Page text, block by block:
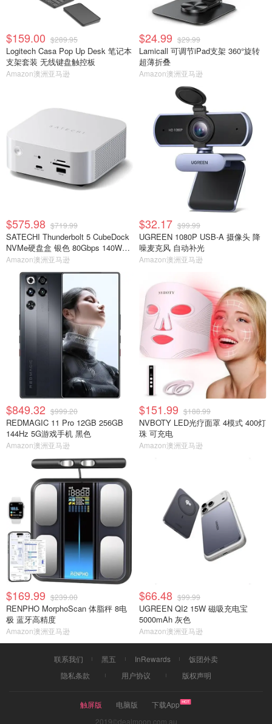
$159.00 $289.95
Logitech Casa Pop Up Desk 笔记本
支架套装 无线键盘触控板
Amazon澳洲亚马逊
$24.99 $29.99
Lamicall 可调节iPad支架 360°旋转
超薄折叠
Amazon澳洲亚马逊
$575.98 $719.99
SATECHI Thunderbolt 5 CubeDock
NVMe硬盘盒 银色 80Gbps 140W扩
展坞
Amazon澳洲亚马逊
$32.17 $99.99
UGREEN 1080P USB-A 摄像头 降
噪麦克风 自动补光
Amazon澳洲亚马逊
$849.32 $999.20
REDMAGIC 11 Pro 12GB 256GB
144Hz 5G游戏手机 黑色
Amazon澳洲亚马逊
$151.99 $188.99
NVBOTY LED光疗面罩 4模式 400灯
珠 可充电
Amazon澳洲亚马逊
$169.99 $239.00
RENPHO MorphoScan 体脂秤 8电
极 蓝牙高精度
Amazon澳洲亚马逊
$66.48 $99.99
UGREEN QI2 15W 磁吸充电宝
5000mAh 灰色
Amazon澳洲亚马逊
联系我们 黑五 InRewards
饭团外卖
隐私条款
用户协议 版权声明
触屏版 电脑版
下载App
2019©dealmoon.com.au